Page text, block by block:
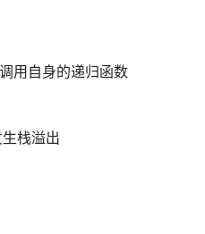
用自身的递归函数
栈溢出